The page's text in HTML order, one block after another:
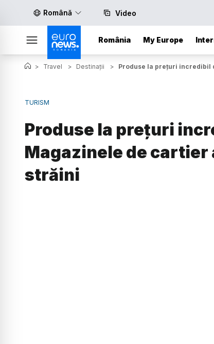
Română Video
România My Europe
> Travel > Destinații > Produse la prețuri incredibil
TURISM
Produse la prețuri
Magazinele de
străini